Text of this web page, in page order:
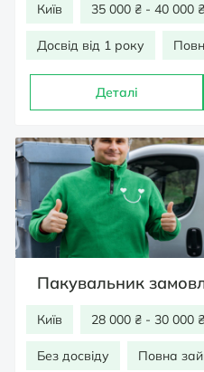
Київ 35 000 ₴ - 40 000 ₴
Досвід від 1 року
Деталі
Пакувальник
Київ 28 000 ₴ - 30 000 ₴
Без досвіду Повна